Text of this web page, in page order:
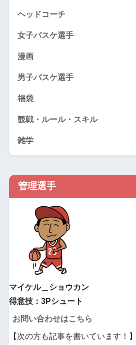
ヘッドコーチ
女子バスケ選手
漫画
男子バスケ選手
福袋
観戦・ルール・スキル
雑学
管理選手
マイケル＿ショウカン
得意技：3Pシュート
お問い合わせはこちら
【次の方も記事を書いています！】